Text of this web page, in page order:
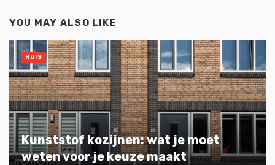
YOU MAY ALSO LIKE
Kunststof kozijnen: wat je moet
weten voor je keuze maakt
HUIS